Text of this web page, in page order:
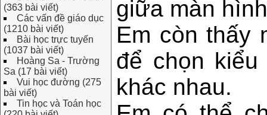
(363 bài viết)
Các vấn đề giáo dục
(1210 bài viết)
Bài học trực tuyến
(1037 bài viết)
Hoàng Sa - Trường
Sa (17 bài viết)
Vui học đường (275
bài viết)
Tin học và Toán học
giữa màn
Em còn thấy
để chọn
khác nhau.